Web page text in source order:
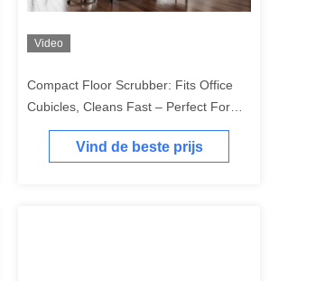
Video
Compact Floor Scrubber: Fits Office
Cubicles, Cleans Fast – Perfect For
Tight Workspace Cleaning
Vind de beste prijs